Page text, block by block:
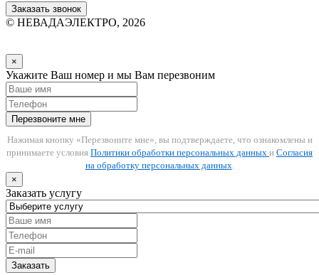
Заказать звонок
© НЕВАДАЭЛЕКТРО, 2026
×
Укажите Ваш номер и мы Вам перезвоним
Перезвоните мне
Нажимая кнопку «Перезвоните мне», вы подтверждаете, что ознакомлены и
принимаете условия Политики обработки персональных данных и Согласия
на обработку персональных данных.
×
Заказать услугу
Заказать